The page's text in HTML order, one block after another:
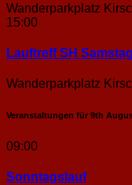
Wanderparkplatz
15:00
Lauftreff SH Samstag
Wanderparkplatz
Veranstaltungen für 9th
09:00
Sonntags­lauf